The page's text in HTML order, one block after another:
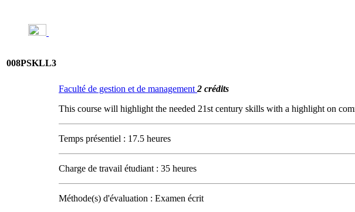
008PSKLL3
Faculté de gestion et de management 2 crédits
This course will highlight the needed 21st century skills with a highlight on
Temps présentiel : 17.5 heures
Charge de travail étudiant : 35 heures
Méthode(s) d'évaluation : Examen écrit